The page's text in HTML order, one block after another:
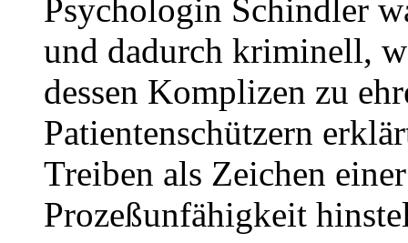
Psychologin Schindler
und dadurch kriminell,
dessen Komplizen zu
Patientenschützern
Treiben als Zeichen
Prozeßunfähigkeit